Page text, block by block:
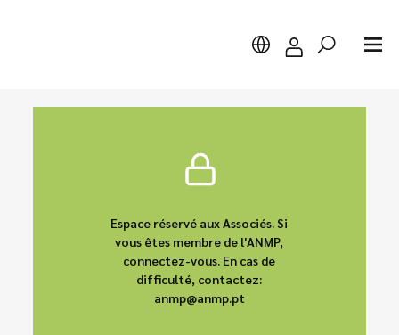
Espace réservé aux Associés. Si
vous êtes membre de l'ANMP,
connectez-vous. En cas de
difficulté, contactez:
anmp@anmp.pt